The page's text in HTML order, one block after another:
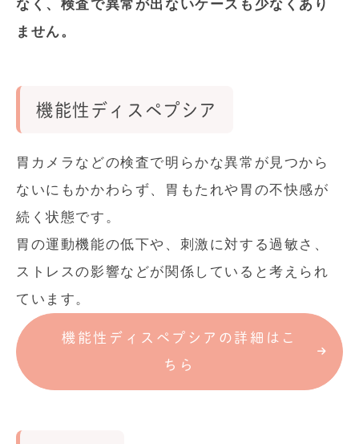
なく、検査で異常が出ないケースも少なくあり
ません。
機能性ディスペプシア
胃カメラなどの検査で明らかな異常が見つから
ないにもかかわらず、胃もたれや胃の不快感が
続く状態です。
胃の運動機能の低下や、刺激に対する過敏さ、
ストレスの影響などが関係していると考えられ
ています。
機能性ディスペプシアの詳細はこ
ちら